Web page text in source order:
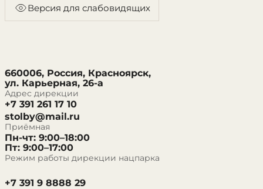
Версия для слабовидящих
660006, Россия, Красноярск,
ул. Карьерная, 26-а
Адрес дирекции
+7 391 261 17 10
stolby@mail.ru
Приёмная
Пн-чт: 9:00–18:00
Пт: 9:00–17:00
Режим работы дирекции нацпарка
+7 391 9 8888 29